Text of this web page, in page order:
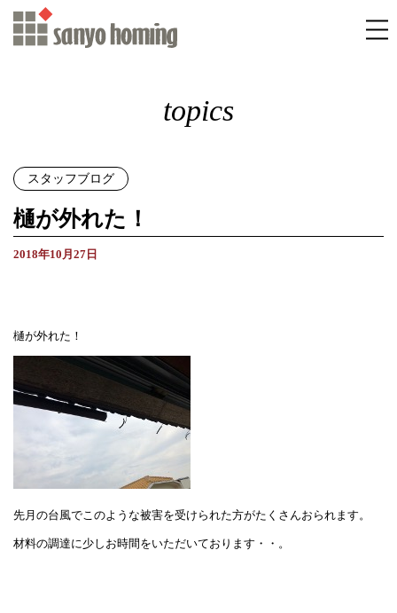
topics
スタッフブログ
樋が外れた！
2018年10月27日
樋が外れた！
先月の台風でこのような被害を受けられた方がたくさんおられます。
材料の調達に少しお時間をいただいております・・。